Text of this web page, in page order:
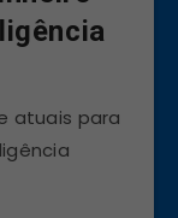
atuais para